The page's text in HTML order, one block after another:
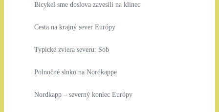
Bicykel sme doslova zavesili na klinec
Cesta na krajný sever Európy
Typické zviera severu: Sob
Polnočné slnko na Nordkappe
Nordkapp – severný koniec Európy